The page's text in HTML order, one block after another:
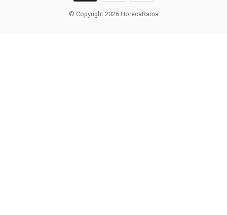
© Copyright 2026 HorecaRama